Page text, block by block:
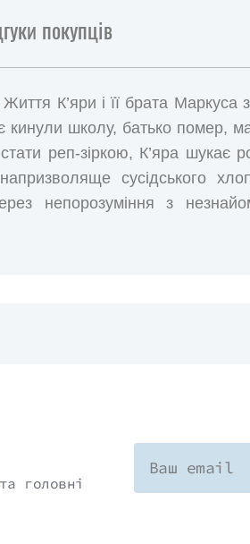
покупців
К’яри і її брата Маркуса
кинули школу, батько помер,
реп-зіркою, К’яра шукає
сусідського
непорозуміння з
А коли К’яра попадає до рук
головні